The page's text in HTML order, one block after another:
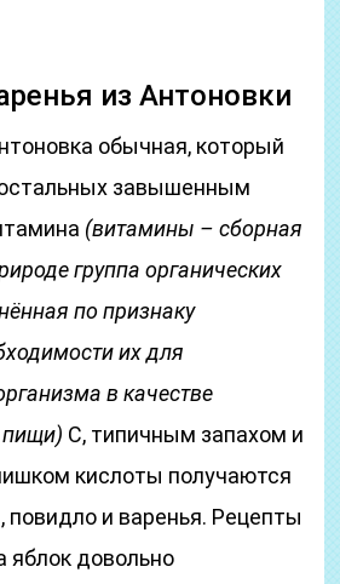
из Антоновки
обычная, который
завышенным
(витамины – сборная
группа органических
по признаку
их для
в качестве
пищи) С, типичным запахом и
кислоты получаются
и варенья. Рецепты
яблок довольно